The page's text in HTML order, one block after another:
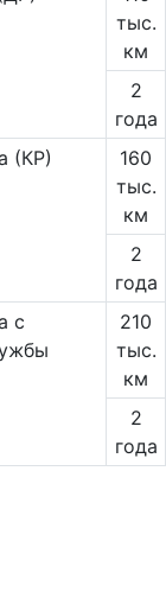
тыс.
км
2
года
(КР)
160
тыс.
км
2
года
с
210
тыс.
км
2
года